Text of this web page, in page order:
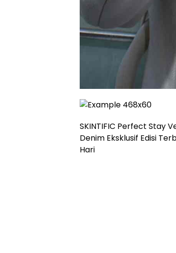
SKINTIFIC Perfect Stay
Denim Eksklusif Edisi
Hari